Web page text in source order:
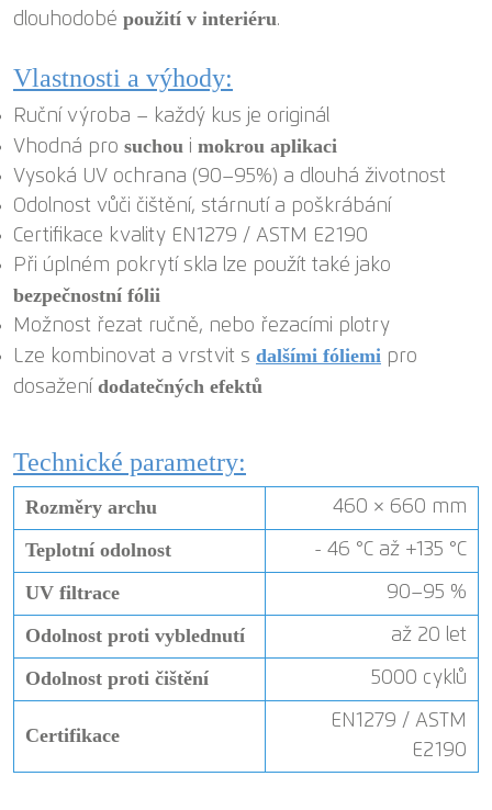
dlouhodobé použití v interiéru.
Vlastnosti a výhody:
Ruční výroba – každý kus je originál
Vhodná pro suchou i mokrou aplikaci
Vysoká UV ochrana (90–95%) a dlouhá životnost
Odolnost vůči čištění, stárnutí a poškrábání
Certifikace kvality EN1279 / ASTM E2190
Při úplném pokrytí skla lze použít také jako
bezpečnostní fólii
Možnost řezat ručně, nebo řezacími plotry
Lze kombinovat a vrstvit s dalšími fóliemi pro
dosažení dodatečných efektů
Technické parametry:
Rozměry archu 460 × 660 mm
Teplotní odolnost - 46 °C až +135 °C
UV filtrace 90–95 %
Odolnost proti vyblednutí až 20 let
Odolnost proti čištění 5000 cyklů
Certifikace
EN1279 / ASTM
E2190